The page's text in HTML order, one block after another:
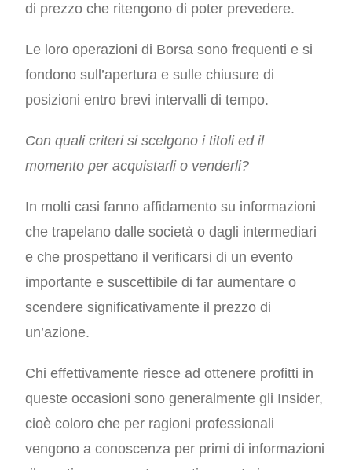
di prezzo che ritengono di poter prevedere.
Le loro operazioni di Borsa sono frequenti e si
fondono sull’apertura e sulle chiusure di
posizioni entro brevi intervalli di tempo.
Con quali criteri si scelgono i titoli ed il
momento per acquistarli o venderli?
In molti casi fanno affidamento su informazioni
che trapelano dalle società o dagli intermediari
e che prospettano il verificarsi di un evento
importante e suscettibile di far aumentare o
scendere significativamente il prezzo di
un’azione.
Chi effettivamente riesce ad ottenere profitti in
queste occasioni sono generalmente gli Insider,
cioè coloro che per ragioni professionali
vengono a conoscenza per primi di informazioni